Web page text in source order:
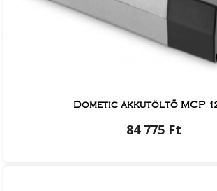
Dometic akkutöltő MCP
84 775 Ft